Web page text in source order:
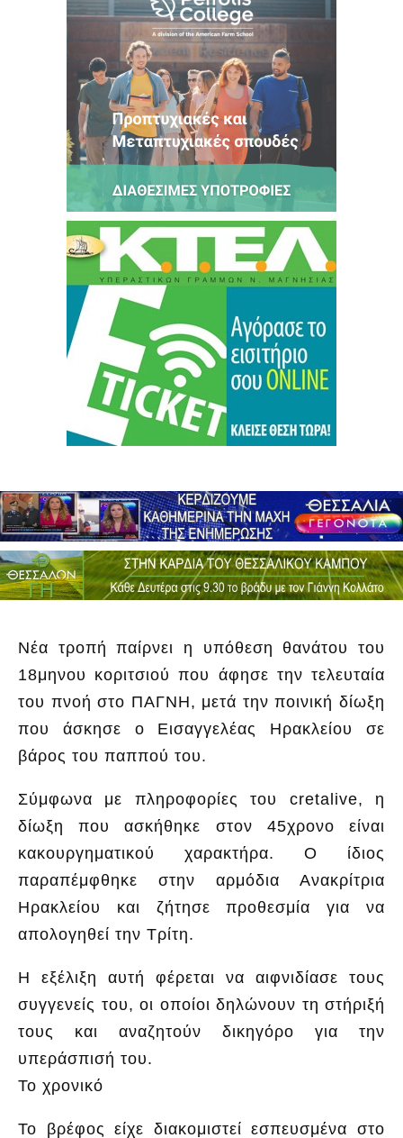
Νέα τροπή παίρνει η υπόθεση θανάτου του
18μηνου κοριτσιού που άφησε την τελευταία
του πνοή στο ΠΑΓΝΗ, μετά την ποινική δίωξη
που άσκησε ο Εισαγγελέας Ηρακλείου σε
βάρος του παππού του.
Σύμφωνα με πληροφορίες του cretalive, η
δίωξη που ασκήθηκε στον 45χρονο είναι
κακουργηματικού χαρακτήρα. Ο ίδιος
παραπέμφθηκε στην αρμόδια Ανακρίτρια
Ηρακλείου και ζήτησε προθεσμία για να
απολογηθεί την Τρίτη.
Η εξέλιξη αυτή φέρεται να αιφνιδίασε τους
συγγενείς του, οι οποίοι δηλώνουν τη στήριξή
τους και αναζητούν δικηγόρο για την
υπεράσπισή του.
Το χρονικό
Το βρέφος είχε διακομιστεί εσπευσμένα στο